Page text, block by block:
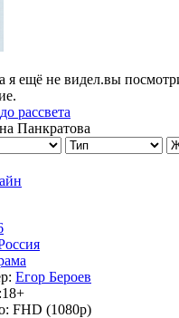
я ещё не видел.вы
рассвета
Панкратова
Егор Бероев
18+
FHD (1080p)